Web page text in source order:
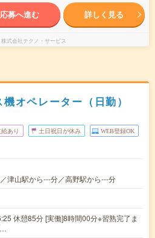
応募へ進む 詳しく見る
株式会社テクノ・サービス
オペレーター（日勤）
あり 土日祝日が休み WEB登録OK
津山駅から---分／高野駅から---分
休憩85分 [実働]8時間00分※習熟完了ま
…